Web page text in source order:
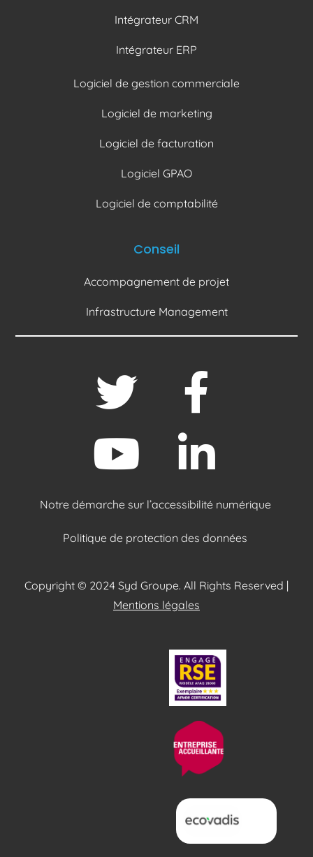
Intégrateur CRM
Intégrateur ERP
Logiciel de gestion commerciale
Logiciel de marketing
Logiciel de facturation
Logiciel GPAO
Logiciel de comptabilité
Conseil
Accompagnement de projet
Infrastructure Management
Notre démarche sur l’accessibilité numérique
Politique de protection des données
Copyright © 2024 Syd Groupe. All Rights Reserved |
Mentions légales